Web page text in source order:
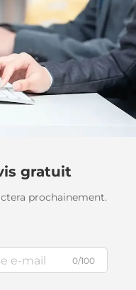
gratuit
prochainement.
0/100